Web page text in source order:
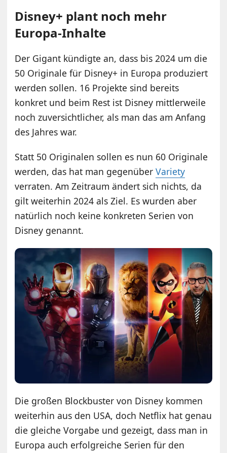
Disney+ plant noch mehr
Europa-Inhalte
Der Gigant kündigte an, dass bis 2024 um die
50 Originale für Disney+ in Europa produziert
werden sollen. 16 Projekte sind bereits
konkret und beim Rest ist Disney mittlerweile
noch zuversichtlicher, als man das am Anfang
des Jahres war.
Statt 50 Originalen sollen es nun 60 Originale
werden, das hat man gegenüberVariety
verraten. Am Zeitraum ändert sich nichts, da
gilt weiterhin 2024 als Ziel. Es wurden aber
natürlich noch keine konkreten Serien von
Disney genannt.
Die großen Blockbuster von Disney kommen
weiterhin aus den USA, doch Netflix hat genau
die gleiche Vorgabe und gezeigt, dass man in
Europa auch erfolgreiche Serien für den